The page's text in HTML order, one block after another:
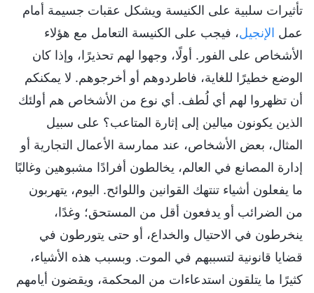
تأثيرات سلبية على الكنيسة ويشكل عقبات جسيمة أمام
عمل الإنجيل، فيجب على الكنيسة التعامل مع هؤلاء
الأشخاص على الفور. أولًا، وجهوا لهم تحذيرًا، وإذا كان
الوضع خطيرًا للغاية، فاطردوهم أو أخرجوهم. لا يمكنكم
أن تظهروا لهم أي لُطف. أي نوع من الأشخاص هم أولئك
الذين يكونون ميالين إلى إثارة المتاعب؟ على سبيل
المثال، بعض الأشخاص، عند ممارسة الأعمال التجارية أو
إدارة المصانع في العالم، يخالطون أفرادًا مشبوهين وغالبًا
ما يفعلون أشياء تنتهك القوانين واللوائح. اليوم، يتهربون
من الضرائب أو يدفعون أقل من المستحق؛ وغدًا،
ينخرطون في الاحتيال والخداع، أو حتى يتورطون في
قضايا قانونية لتسببهم في الموت. وبسبب هذه الأشياء،
كثيرًا ما يتلقون استدعاءات من المحكمة، ويقضون أيامهم